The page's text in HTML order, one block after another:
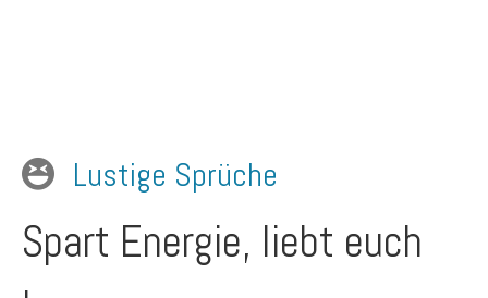
Lustige Sprüche
Spart Energie, liebt euch